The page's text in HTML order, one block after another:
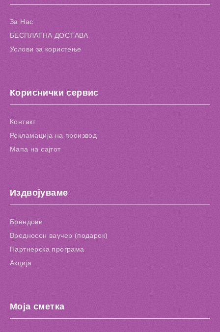
За Нас
БЕСПЛАТНА ДОСТАВА
Услови за користење
Кориснички сервис
Контакт
Рекламација на производ
Мапа на сајтот
Издвојуваме
Брендови
Вредносен ваучер (подарок)
Партнерска програма
Акција
Моја сметка